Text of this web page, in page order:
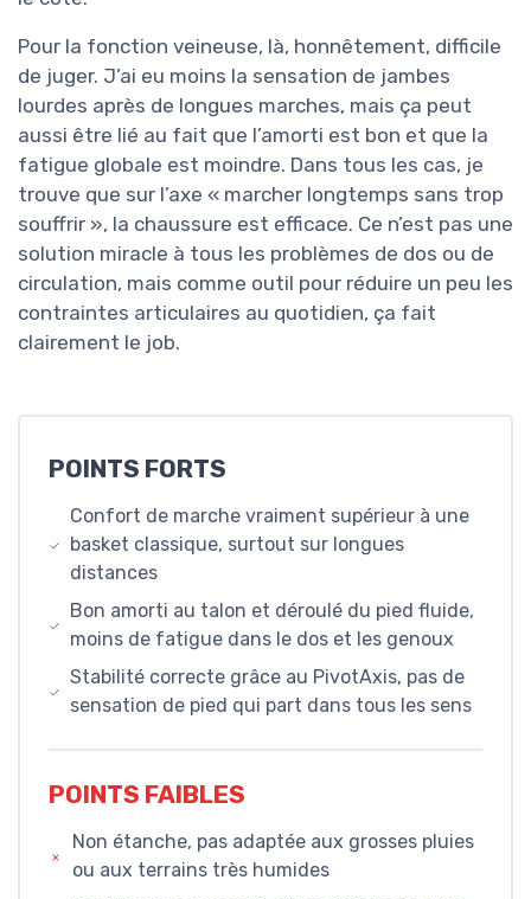
Pour la fonction veineuse, là, honnêtement, difficile
de juger. J’ai eu moins la sensation de jambes
lourdes après de longues marches, mais ça peut
aussi être lié au fait que l’amorti est bon et que la
fatigue globale est moindre. Dans tous les cas, je
trouve que sur l’axe « marcher longtemps sans trop
souffrir », la chaussure est efficace. Ce n’est pas une
solution miracle à tous les problèmes de dos ou de
circulation, mais comme outil pour réduire un peu les
contraintes articulaires au quotidien, ça fait
clairement le job.
POINTS FORTS
Confort de marche vraiment supérieur à une
basket classique, surtout sur longues
distances
Bon amorti au talon et déroulé du pied fluide,
moins de fatigue dans le dos et les genoux
Stabilité correcte grâce au PivotAxis, pas de
sensation de pied qui part dans tous les sens
POINTS FAIBLES
Non étanche, pas adaptée aux grosses pluies
ou aux terrains très humides